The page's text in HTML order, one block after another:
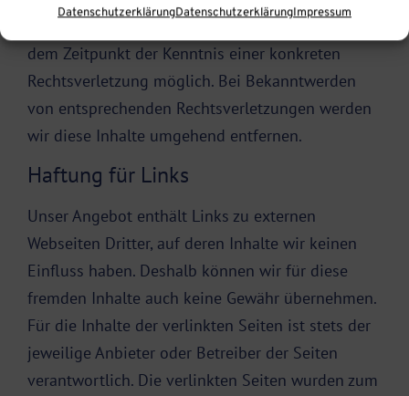
DatenschutzerklärungDatenschutzerklärungImpressum
Eine diesbezügliche Haftung ist jedoch erst ab
dem Zeitpunkt der Kenntnis einer konkreten
Rechtsverletzung möglich. Bei Bekanntwerden
von entsprechenden Rechtsverletzungen werden
wir diese Inhalte umgehend entfernen.
Haftung für Links
Unser Angebot enthält Links zu externen
Webseiten Dritter, auf deren Inhalte wir keinen
Einfluss haben. Deshalb können wir für diese
fremden Inhalte auch keine Gewähr übernehmen.
Für die Inhalte der verlinkten Seiten ist stets der
jeweilige Anbieter oder Betreiber der Seiten
verantwortlich. Die verlinkten Seiten wurden zum